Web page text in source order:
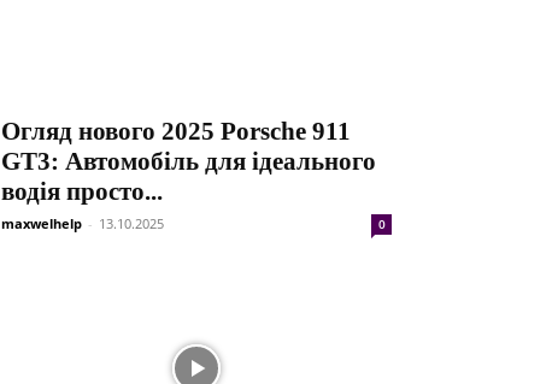
Огляд нового 2025 Porsche 911
GT3: Автомобіль для ідеального
водія просто...
maxwelhelp - 13.10.2025 0